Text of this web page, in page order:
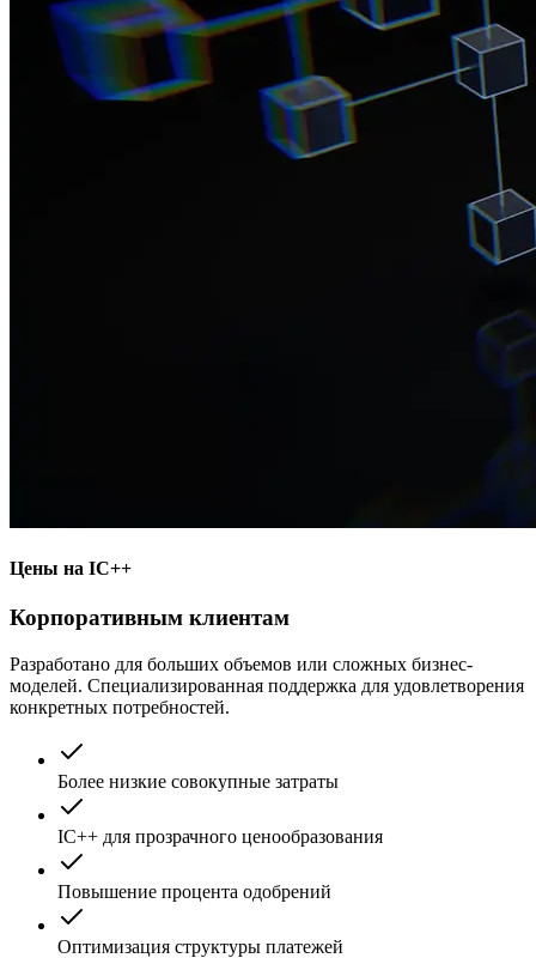
Цены на IC++
Корпоративным клиентам
Разработано для больших объемов или сложных бизнес-
моделей. Специализированная поддержка для удовлетворения
конкретных потребностей.
Более низкие совокупные затраты
IC++ для прозрачного ценообразования
Повышение процента одобрений
Оптимизация структуры платежей